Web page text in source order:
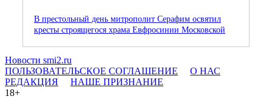
В престольный день митрополит Серафим освятил
кресты строящегося храма Евфросинии Московской
Новости smi2.ru
ПОЛЬЗОВАТЕЛЬСКОЕ СОГЛАШЕНИЕ
О НАС
РЕДАКЦИЯ
НАШЕ ПРИЗНАНИЕ
18+